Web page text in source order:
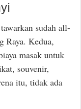
sudah all-
Raya. Kedua,
masak untuk
souvenir,
itu, tidak ada